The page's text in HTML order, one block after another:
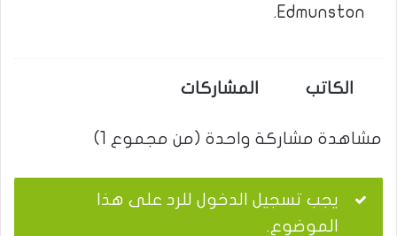
Edmunston.
الكاتب المشاركات
مشاهدة مشاركة واحدة (من مجموع 1)
يجب تسجيل الدخول للرد على هذا
الموضوع.